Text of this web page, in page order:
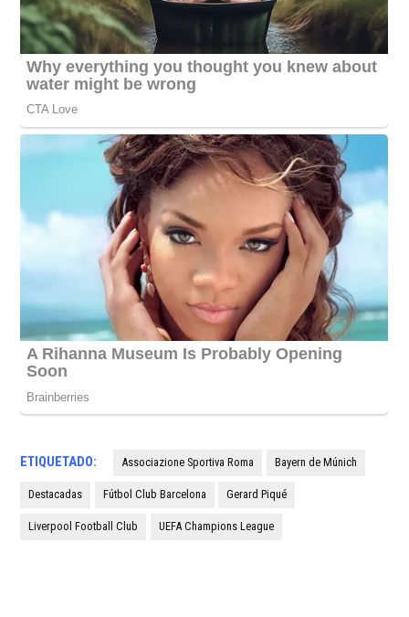
ETIQUETADO: Associazione Sportiva Roma Bayern de Múnich
Destacadas Fútbol Club Barcelona Gerard Piqué
Liverpool Football Club UEFA Champions League